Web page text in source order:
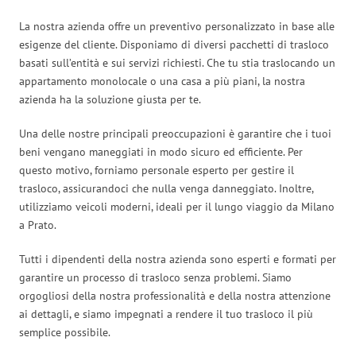
La nostra azienda offre un preventivo personalizzato in base alle
esigenze del cliente. Disponiamo di diversi pacchetti di trasloco
basati sull’entità e sui servizi richiesti. Che tu stia traslocando un
appartamento monolocale o una casa a più piani, la nostra
azienda ha la soluzione giusta per te.
Una delle nostre principali preoccupazioni è garantire che i tuoi
beni vengano maneggiati in modo sicuro ed efficiente. Per
questo motivo, forniamo personale esperto per gestire il
trasloco, assicurandoci che nulla venga danneggiato. Inoltre,
utilizziamo veicoli moderni, ideali per il lungo viaggio da Milano
a Prato.
Tutti i dipendenti della nostra azienda sono esperti e formati per
garantire un processo di trasloco senza problemi. Siamo
orgogliosi della nostra professionalità e della nostra attenzione
ai dettagli, e siamo impegnati a rendere il tuo trasloco il più
semplice possibile.